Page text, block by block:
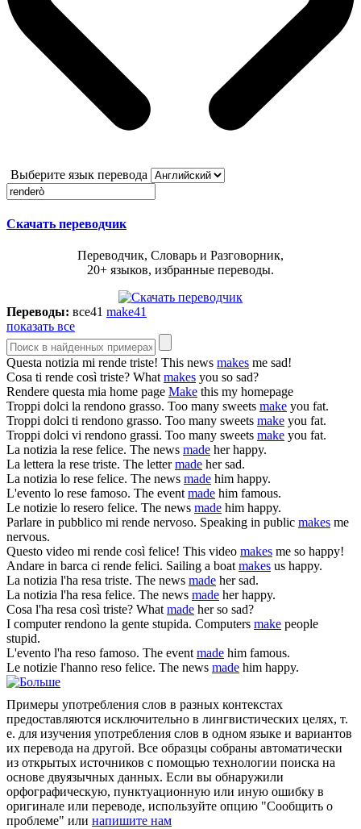
Выберите язык перевода
Скачать переводчик
Переводчик, Словарь и Разговорник,
20+ языков, избранные переводы.
Переводы: все41 make41
показать все
Questa notizia mi rende triste! This news makes me sad!
Cosa ti rende così triste? Whatmakes you so sad?
Rendere questa mia home page Make this my homepage
Troppi dolci la rendono grasso. Too many sweets make you fat.
Troppi dolci ti rendono grasso. Too many sweets make you fat.
Troppi dolci vi rendono grassi. Too many sweets make you fat.
La notizia la rese felice. The news made her happy.
La lettera la rese triste. The lettermade her sad.
La notizia lo rese felice. The news made him happy.
L'evento lo rese famoso. The eventmade him famous.
Le notizie lo resero felice. The news made him happy.
Parlare in pubblico mi rende nervoso. Speaking in public makes me
nervous.
Questo video mi rende così felice! This video makes me so happy!
Andare in barca ci rende felici. Sailing a boatmakes us happy.
La notizia l'ha resa triste. The news made her sad.
La notizia l'ha resa felice. The news made her happy.
Cosa l'ha resa così triste? Whatmade her so sad?
I computerrendono la gente stupida. Computers make people
stupid.
L'evento l'ha reso famoso. The eventmade him famous.
Le notizie l'hanno reso felice. The news made him happy.
Примеры употребления слов в разных контекстах
предоставляются исключительно в лингвистических целях, т.
е. для изучения употребления слов в одном языке и вариантов
их перевода на другой. Все образцы собраны автоматически
из открытых источников с помощью технологии поиска на
основе двуязычных данных. Если вы обнаружили
орфографическую, пунктуационную или иную ошибку в
оригинале или переводе, используйте опцию "Сообщить о
проблеме" или напишите нам